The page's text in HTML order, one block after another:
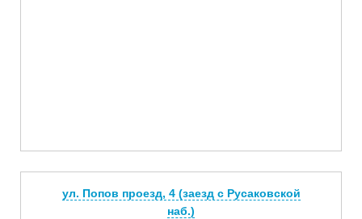
ул. Попов проезд, 4 (заезд с Русаковской
наб.)